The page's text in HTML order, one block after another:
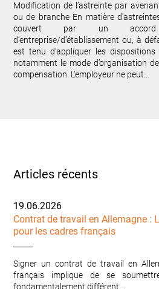
Modification de l’astreinte par
ou de branche En matière
couvert par un accord
d’entreprise/d’établissement ou, à
est tenu d’appliquer les
notamment le mode d’organisation
compensation. L’employeur ne peut…
Articles récents
19.06.2026
Contrat de travail en Allemagne :
pour les cadres français
Signer un contrat de travail en
français implique de se
fondamentalement différent,…